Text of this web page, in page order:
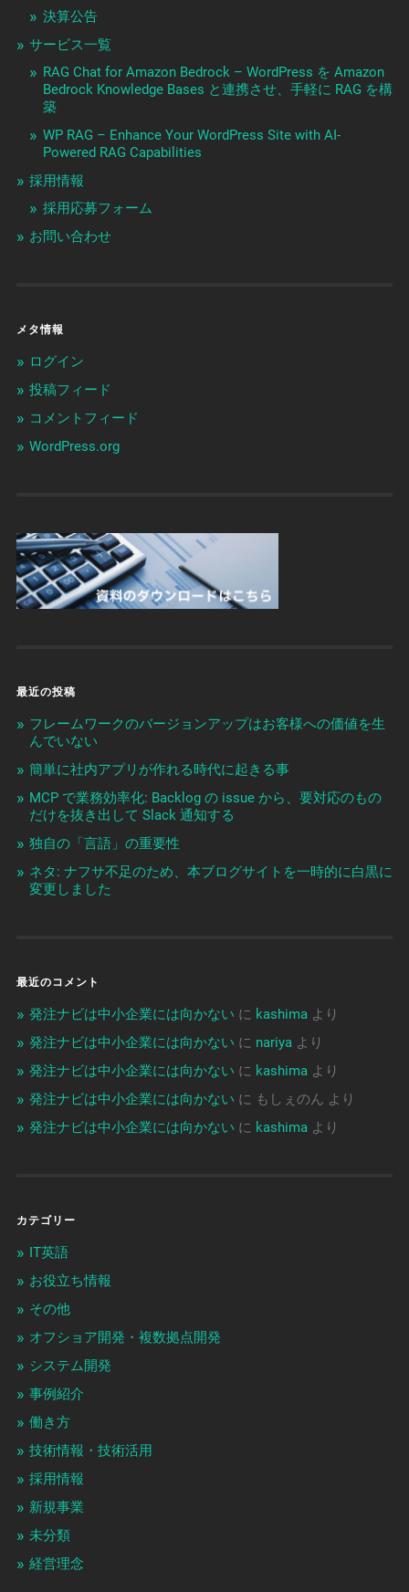
決算公告
サービス一覧
RAG Chat for Amazon Bedrock – WordPress を Amazon
Bedrock Knowledge Bases と連携させ、手軽に RAG を構
築
WP RAG – Enhance Your WordPress Site with AI-
Powered RAG Capabilities
採用情報
採用応募フォーム
お問い合わせ
メタ情報
ログイン
投稿フィード
コメントフィード
WordPress.org
最近の投稿
フレームワークのバージョンアップはお客様への価値を生
んでいない
簡単に社内アプリが作れる時代に起きる事
MCP で業務効率化: Backlog の issue から、要対応のもの
だけを抜き出して Slack 通知する
独自の「言語」の重要性
ネタ: ナフサ不足のため、本ブログサイトを一時的に白黒に
変更しました
最近のコメント
発注ナビは中小企業には向かない に kashimaより
発注ナビは中小企業には向かない に nariyaより
発注ナビは中小企業には向かない に kashimaより
発注ナビは中小企業には向かない に もしぇのん より
発注ナビは中小企業には向かない に kashimaより
カテゴリー
IT英語
お役立ち情報
その他
オフショア開発・複数拠点開発
システム開発
事例紹介
働き方
技術情報・技術活用
採用情報
新規事業
未分類
経営理念